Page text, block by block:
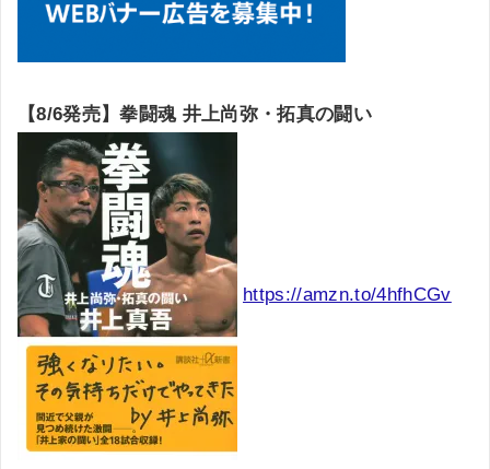
【8/6発売】拳闘魂 井上尚弥・拓真の闘い
https://amzn.to/4hfhCGv